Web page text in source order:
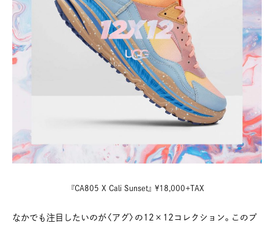
『CA805 X Cali Sunset』 ¥18,000+TAX
なかでも注目したいのが〈アグ〉の12×12コレクション。このプ